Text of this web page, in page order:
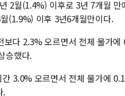
2월(1.4%) 이후로 3년 7개월
(1.9%) 이후 3년6개월만이다.
보다 2.3% 오르면서 전체 물가
승했다.
간 3.0% 오르면서 전체 물가에
.